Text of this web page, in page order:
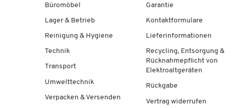
Büromöbel
Lager & Betrieb
Reinigung & Hygiene
Technik
Transport
Umwelttechnik
Verpacken & Versenden
Garantie
Kontaktformulare
Lieferinformationen
Recycling, Entsorgung &
Rücknahmepflicht von
Elektroaltgeräten
Rückgabe
Vertrag widerrufen